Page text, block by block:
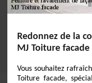
Redonnez de la
MJ Toiture
Vous souhaitez
Toiture facade,